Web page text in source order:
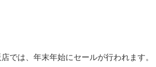
では、年末年始にセールが行われます。